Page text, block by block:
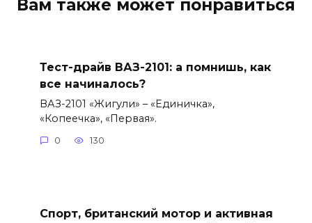
Вам также может понравиться
Тест-драйв ВАЗ-2101: а помнишь, как
все начиналось?
ВАЗ-2101 «Жигули» – «Единичка»,
«Копеечка», «Первая».
0 130
Спорт, британский мотор и активная